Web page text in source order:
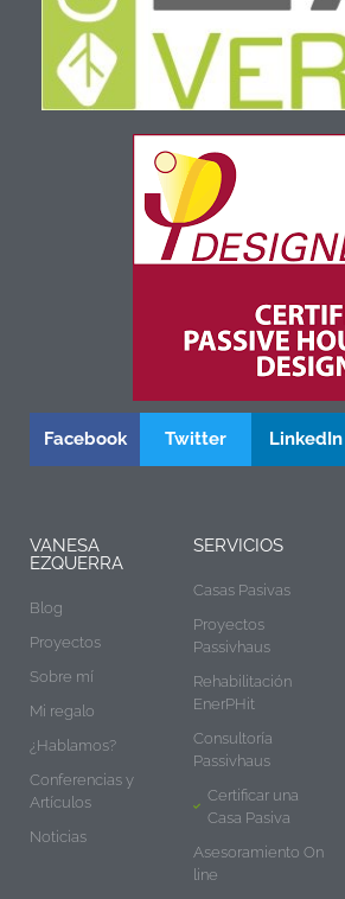
Facebook Twitter LinkedIn
VANESA
EZQUERRA
Blog
Proyectos
Sobre mí
Mi regalo
¿Hablamos?
Conferencias y
Artículos
Noticias
SERVICIOS
Casas Pasivas
Proyectos
Passivhaus
Rehabilitación
EnerPHit
Consultoría
Passivhaus
Certificar una
Casa Pasiva
Asesoramiento On
line